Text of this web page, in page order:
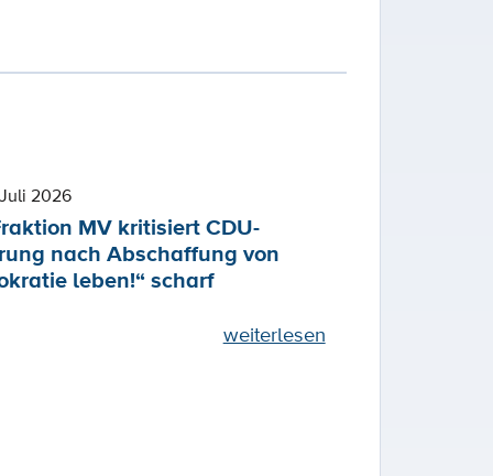
2026
MV kritisiert CDU-
nach Abschaffung von
leben!“ scharf
weiterlesen